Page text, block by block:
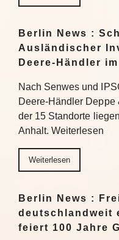
Berlin News :
Ausländischer
Deere-Händler
Nach Senwes und
Deere-Händler Deppe
der 15 Standorte
Anhalt. Weiterlesen
Weiterlesen
Berlin News :
deutschlandweit
feiert 100 Jahre